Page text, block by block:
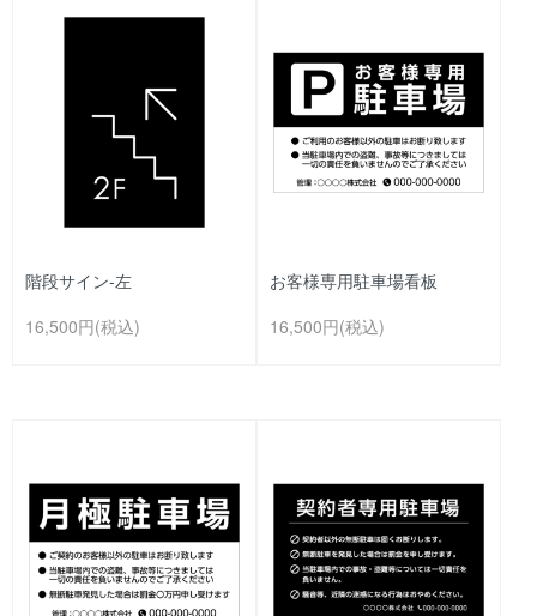
階段サイン-左
16,500円(税込)
お客様専用駐車場看板
16,500円(税込)